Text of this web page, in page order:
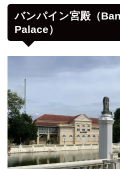
バンパイン宮殿（
Palace）